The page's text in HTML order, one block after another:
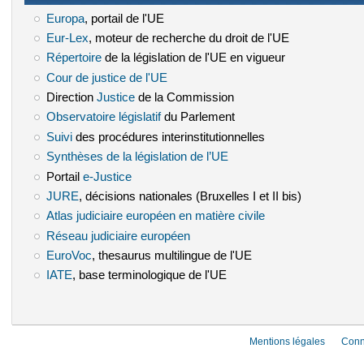
Europa(le lien est externe)
, portail de l'UE
Eur-Lex(le lien est externe)
, moteur de recherche du droit de l'UE
Répertoire(le lien est externe)
de la législation de l'UE en vigueur
Cour de justice de l'UE
Direction Justice(le lien est externe)
de la Commission
Observatoire législatif(le lien est externe)
du Parlement
Suivi(le lien est externe)
des procédures interinstitutionnelles
Synthèses de la législation de l’UE
Portail e-Justice(le lien est externe)
JURE (le lien est externe)
, décisions nationales (Bruxelles I et II bis)
Atlas judiciaire européen en matière civile(le lien est externe)
Réseau judiciaire européen(le lien est externe)
EuroVoc (le lien est externe)
, thesaurus multilingue de l'UE
IATE(le lien est externe)
, base terminologique de l'UE
Mentions légales